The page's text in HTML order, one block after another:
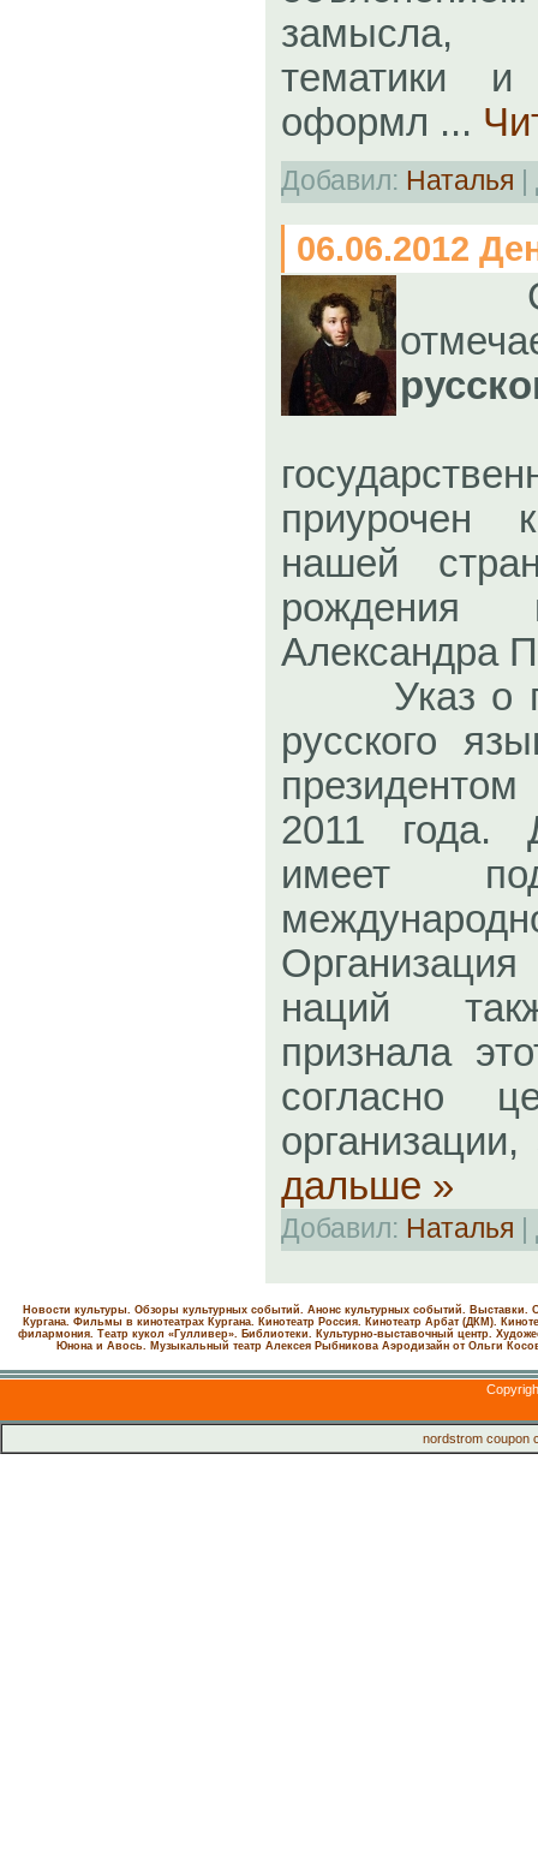
замысла,
тематики и
оформл ...
Добавил: Наталья |
06.06.2012
приурочен
нашей
рождения
Александра
Указ о
русского
2011 года.
имеет
наций
признала
согласно
дальше »
Добавил: Наталья |
Новости культуры. Обзоры культурных событий. Анонс культурных событий. Выставки.
Кургана. Фильмы в кинотеатрах Кургана.
Кинотеатр Россия. Кинотеатр Арбат (ДКМ).
филармония. Театр кукол «Гулливер». Библиотеки. Культурно-выставочный центр.
Юнона и Авось. Музыкальный театр Алексея Рыбникова Аэродизайн от Ольги
nordstrom coupon